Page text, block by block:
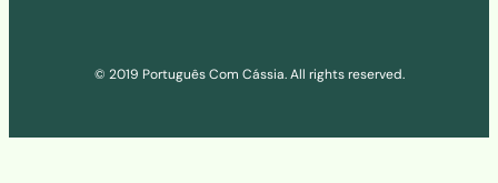
© 2019 Português Com Cássia. All rights reserved.